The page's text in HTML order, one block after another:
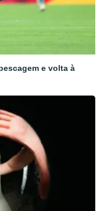
e volta à